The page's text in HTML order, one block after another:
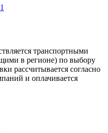
транспортными
в регионе) по выбору
рассчитывается согласно
и оплачивается